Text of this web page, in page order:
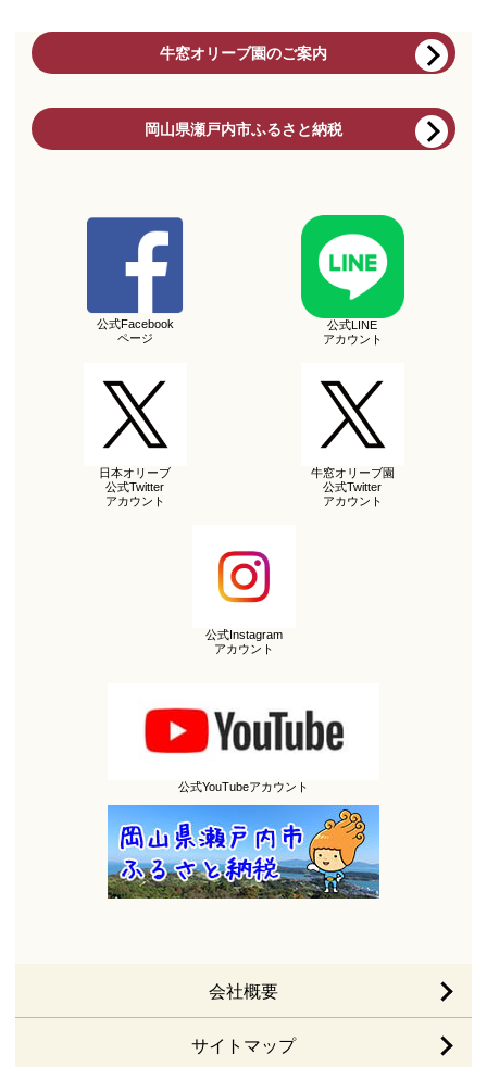
牛窓オリーブ園のご案内
岡山県瀬戸内市ふるさと納税
公式Facebook
ページ
公式LINE
アカウント
日本オリーブ
公式Twitter
アカウント
牛窓オリーブ園
公式Twitter
アカウント
公式Instagram
アカウント
公式YouTubeアカウント
会社概要
サイトマップ